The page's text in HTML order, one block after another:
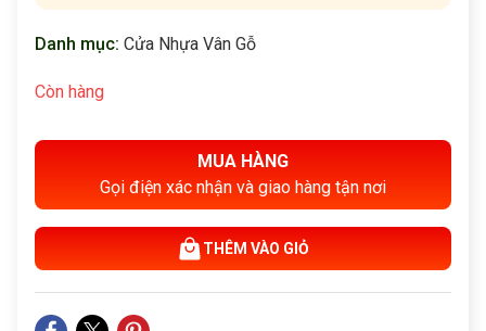
Danh mục: Cửa Nhựa Vân Gỗ
Còn hàng
MUA HÀNG
Gọi điện xác nhận và giao hàng tận nơi
THÊM VÀO GIỎ